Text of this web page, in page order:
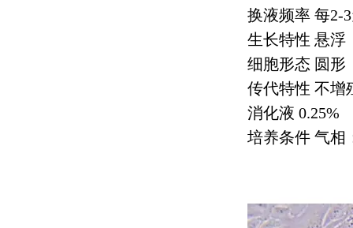
换液频率 每2-3
生长特性 悬浮
细胞形态 圆形
传代特性 不增
消化液 0.25%
培养条件 气相